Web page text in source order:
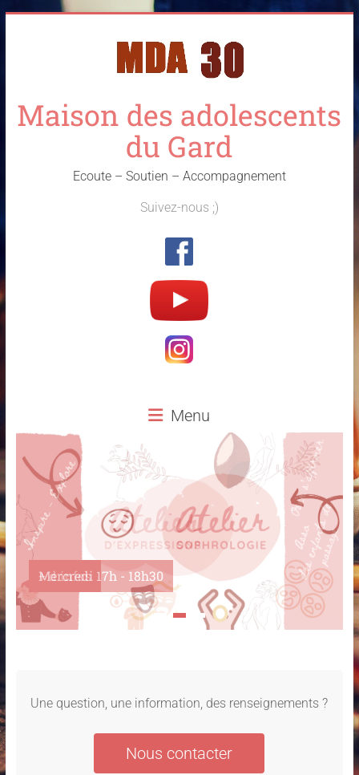
Maison des adolescents
du Gard
Ecoute – Soutien – Accompagnement
Suivez-nous ;)
Menu
Mercredi 17h - 18h30
Une question, une information, des renseignements ?
Nous contacter